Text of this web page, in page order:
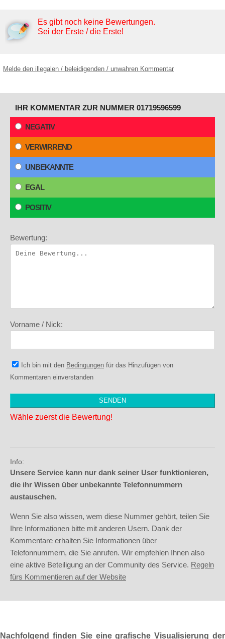
Es gibt noch keine Bewertungen.
Sei der Erste / die Erste!
Melde den illegalen / beleidigenden / unwahren Kommentar
IHR KOMMENTAR ZUR NUMMER 01719596599
NEGATIV
VERWIRREND
UNBEKANNTE
EGAL
POSITIV
Bewertung:
Vorname / Nick:
Ich bin mit den Bedingungen für das Hinzufügen von
Kommentaren einverstanden
Wähle zuerst die Bewertung!
Info:
Unsere Service kann nur dank seiner User funktionieren,
die ihr Wissen über unbekannte Telefonnummern
austauschen.
Wenn Sie also wissen, wem diese Nummer gehört, teilen Sie
Ihre Informationen bitte mit anderen Usern. Dank der
Kommentare erhalten Sie Informationen über
Telefonnummern, die Sie anrufen. Wir empfehlen Ihnen also
eine aktive Beteiligung an der Community des Service. Regeln
fürs Kommentieren auf der Website
Nachfolgend finden Sie eine grafische Visualisierung der